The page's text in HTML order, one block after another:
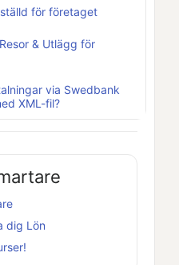
för företaget
& Utlägg för
via Swedbank
XML-fil?
dig Lön